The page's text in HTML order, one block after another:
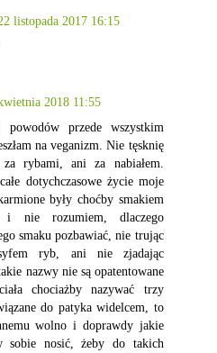
listopada 2017 16:15
2018 11:55
przede wszystkim
na veganizm. Nie tęsknię
rybami, ani za nabiałem.
dotychczasowe życie moje
były choćby smakiem
i nie rozumiem, dlaczego
smaku pozbawiać, nie trując
ryb, ani nie zjadając
nazwy nie są opatentowane
chociażby nazywać trzy
do patyka widelcem, to
wolno i doprawdy jakie
sobie nosić, żeby do takich